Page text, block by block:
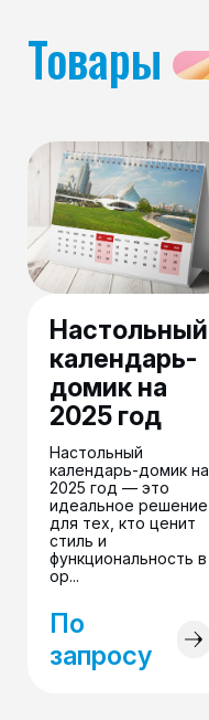
Товары
Настольный
календарь-
домик на
2025 год
Настольный
календарь-домик на
2025 год — это
идеальное решение
для тех, кто ценит
стиль и
функциональность в
ор...
По
запросу